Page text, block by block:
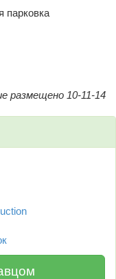
парковка
размещено 10-11-14